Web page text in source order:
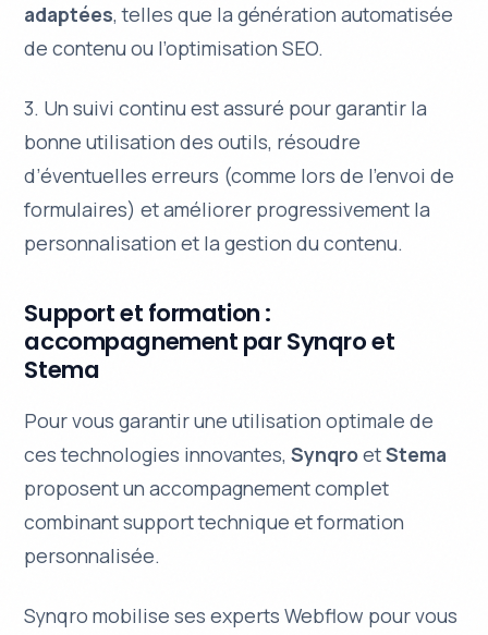
adaptées, telles que la génération automatisée
de contenu ou l’optimisation SEO.
3. Unsuivi continu est assuré pour garantir la
bonne utilisation des outils, résoudre
d’éventuelles erreurs (comme lors de l’envoi de
formulaires) et améliorer progressivement la
personnalisation et la gestion du contenu.
Support et formation :
accompagnement par Synqro et
Stema
Pour vous garantir une utilisation optimale de
ces technologies innovantes,SynqroetStema
proposent un accompagnement complet
combinant support technique et formation
personnalisée.
Synqro mobilise sesexperts Webflow pour vous